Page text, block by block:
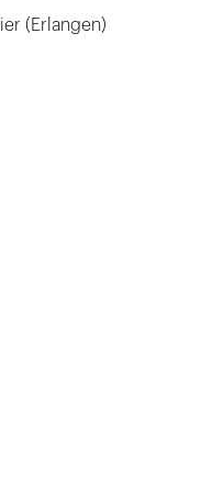
(Erlangen)